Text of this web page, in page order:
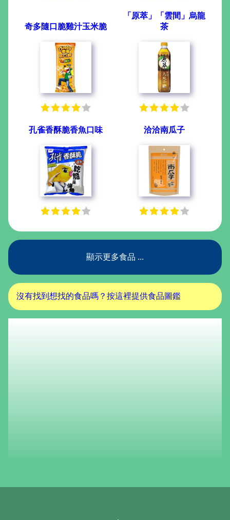
奇多隨口脆雞汁玉米脆
「原萃」「雲間」烏龍
茶
孔雀香酥脆香魚口味 洽洽南瓜子
顯示更多食品 ...
沒有找到想找的食品嗎？按這裡提供食品圖鑑